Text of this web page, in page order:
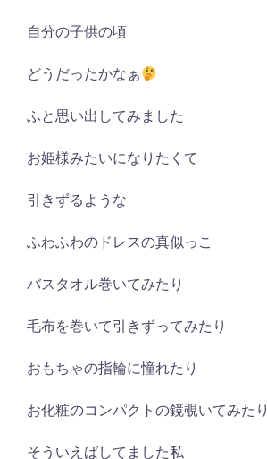
自分の子供の頃
どうだったかなぁ
ふと思い出してみました
お姫様みたいになりたくて
引きずるような
ふわふわのドレスの真似っこ
バスタオル巻いてみたり
毛布を巻いて引きずってみたり
おもちゃの指輪に憧れたり
お化粧のコンパクトの鏡覗いてみたり
そういえばしてました私